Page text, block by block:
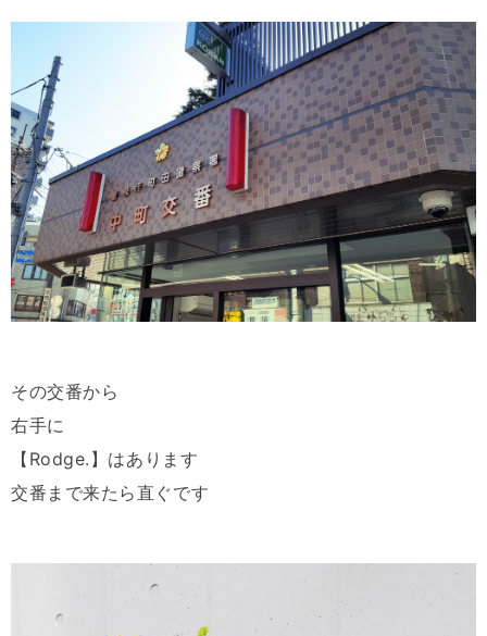
その交番から
右手に
【Rodge.】はあります
交番まで来たら直ぐです